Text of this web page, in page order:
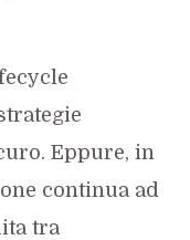
Eppure, in
continua ad
tra